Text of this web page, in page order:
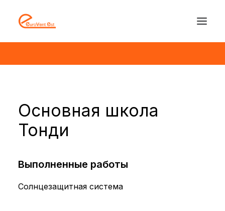
Основная школа
Тонди
Выполненные работы
Солнцезащитная система